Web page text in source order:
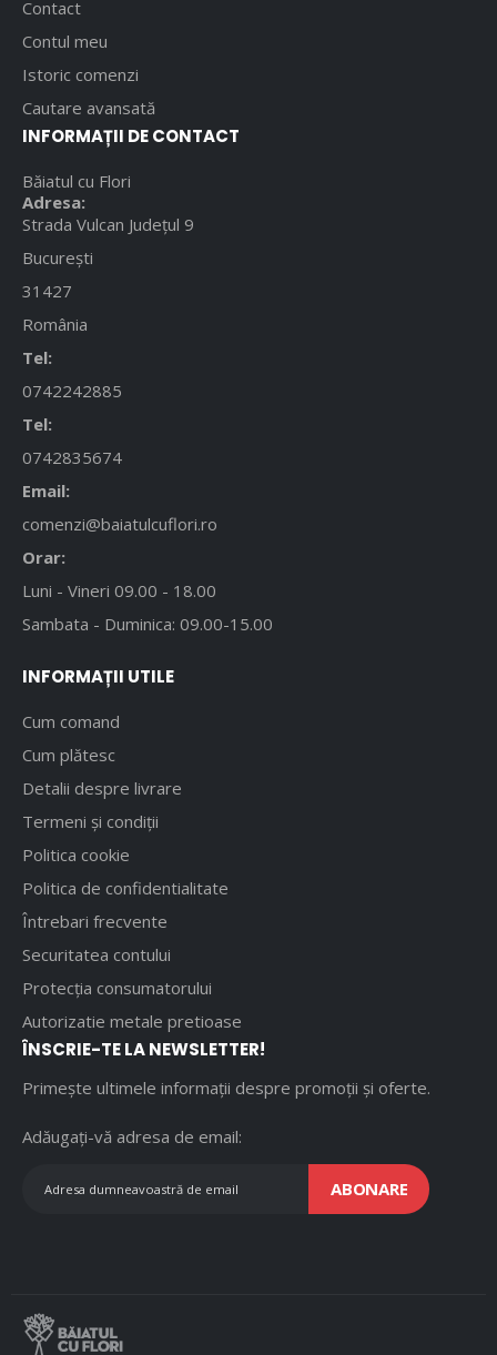
Contact
Contul meu
Istoric comenzi
Cautare avansată
INFORMAȚII DE CONTACT
Băiatul cu Flori
Adresa:
Strada Vulcan Județul 9
București
31427
România
Tel:
0742242885
Tel:
0742835674
Email:
comenzi@baiatulcuflori.ro
Orar:
Luni - Vineri 09.00 - 18.00
Sambata - Duminica: 09.00-15.00
INFORMAȚII UTILE
Cum comand
Cum plătesc
Detalii despre livrare
Termeni și condiții
Politica cookie
Politica de confidentialitate
Întrebari frecvente
Securitatea contului
Protecția consumatorului
Autorizatie metale pretioase
ÎNSCRIE-TE LA NEWSLETTER!
Primește ultimele informații despre promoții și oferte.
Adăugați-vă adresa de email:
ABONARE